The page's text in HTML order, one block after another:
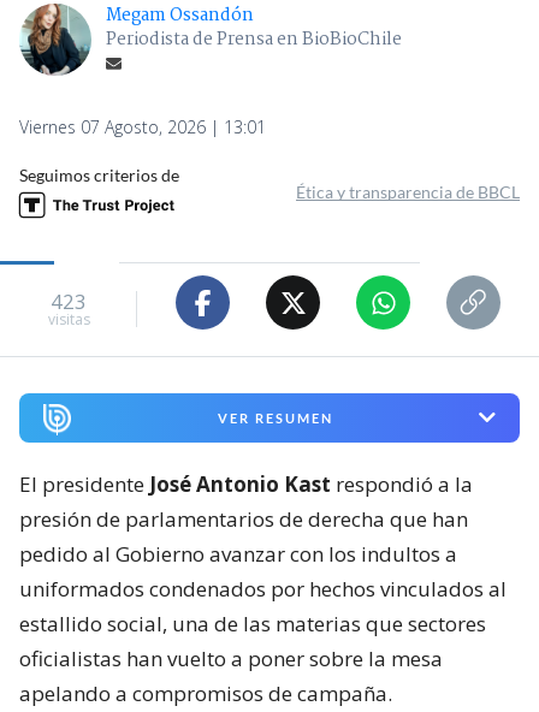
Megam Ossandón
Periodista de Prensa en BioBioChile
Viernes 07 Agosto, 2026 | 13:01
Seguimos criterios de
Ética y transparencia de BBCL
423
visitas
VER RESUMEN
El presidente José Antonio Kast respondió a la
presión de parlamentarios de derecha que han
pedido al Gobierno avanzar con los indultos a
uniformados condenados por hechos vinculados al
estallido social, una de las materias que sectores
oficialistas han vuelto a poner sobre la mesa
apelando a compromisos de campaña.